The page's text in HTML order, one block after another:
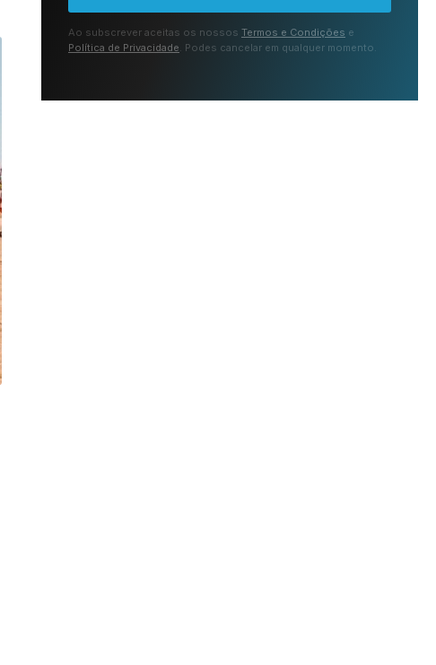
Ao subscrever aceitas os nossos Termos e Condições e
Política de Privacidade . Podes cancelar em qualquer momento.